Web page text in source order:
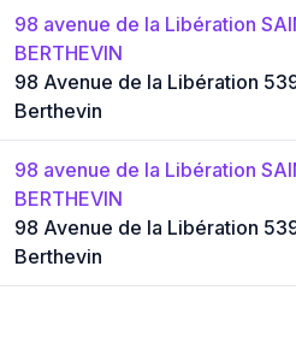
98 avenue de la Libération
BERTHEVIN
98 Avenue de la Libération
Berthevin
98 avenue de la Libération
BERTHEVIN
98 Avenue de la Libération
Berthevin